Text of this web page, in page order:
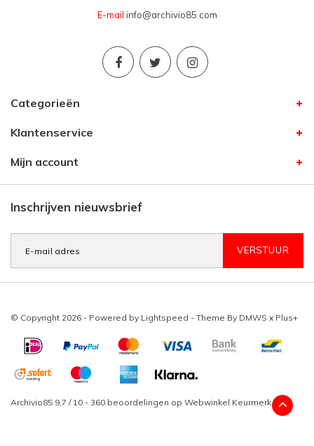
E-mail info@archivio85.com
Categorieën
Klantenservice
Mijn account
Inschrijven nieuwsbrief
VERSTUUR
© Copyright 2026 - Powered by Lightspeed - Theme By DMWS x Plus+
Archivio85 9,7 / 10 - 360 beoordelingen op Webwinkel Keurmerk